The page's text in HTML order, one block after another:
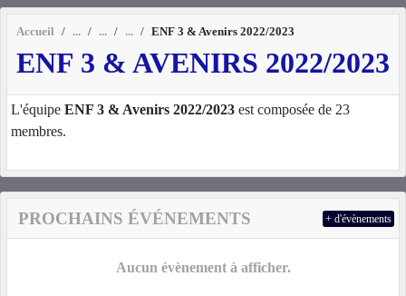
Accueil ENF 3 & Avenirs 2022/2023
ENF 3 & AVENIRS 2022/2023
L'équipe ENF 3 & Avenirs 2022/2023 est composée de 23
membres.
PROCHAINS ÉVÉNEMENTS
Aucun évènement à afficher.
+ d'évènements